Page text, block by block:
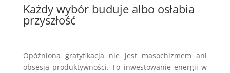
Każdy wybór buduje albo osłabia
przyszłość
Opóźniona gratyfikacja nie jest masochizmem ani
obsesją produktywności. To inwestowanie energii w